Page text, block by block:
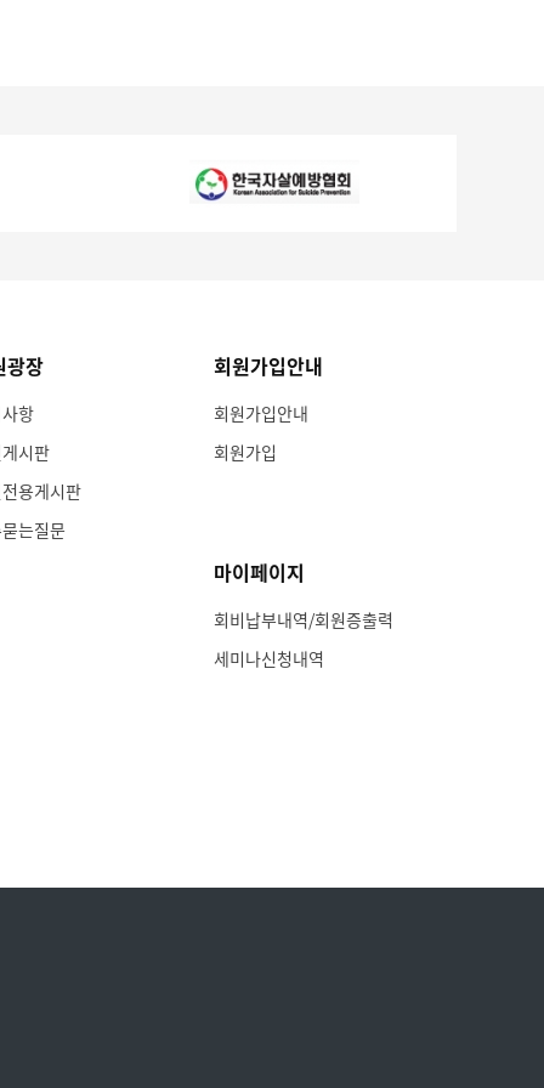
광장
항
시판
용게시판
는질문
회원가입안내
회원가입안내
회원가입
마이페이지
회비납부내역/회원증출력
세미나신청내역